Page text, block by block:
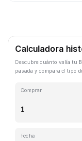
Calculadora
Descubre cuánto valía tu
pasada y compara el tipo
Comprar
Fecha